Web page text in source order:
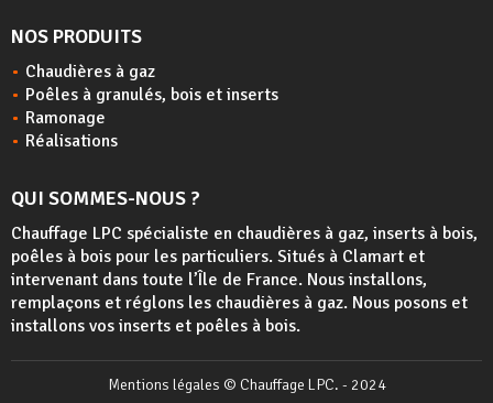
NOS PRODUITS
Chaudières à gaz
Poêles à granulés, bois et inserts
Ramonage
Réalisations
QUI SOMMES-NOUS ?
Chauffage LPC spécialiste en chaudières à gaz, inserts à bois,
poêles à bois pour les particuliers. Situés à Clamart et
intervenant dans toute l’Île de France. Nous installons,
remplaçons et réglons les chaudières à gaz. Nous posons et
installons vos inserts et poêles à bois.
Mentions légales © Chauffage LPC. - 2024